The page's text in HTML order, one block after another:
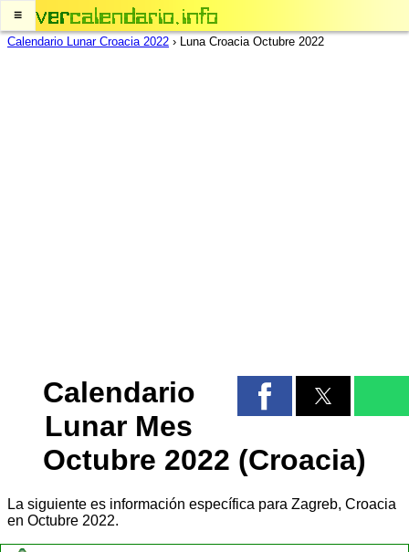
≡
Calendario Lunar Croacia 2022 › Luna Croacia Octubre 2022
Calendario
Lunar Mes
Octubre 2022 (Croacia)
La siguiente es información específica para Zagreb, Croacia
en Octubre 2022.